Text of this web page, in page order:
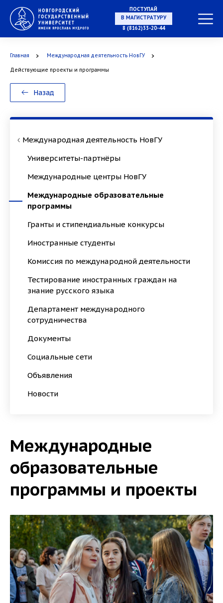
ПОСТУПАЙ
В МАГИСТРАТУРУ
8 (8162)33-20-44
Главная Международная деятельность НовГУ
Действующие проекты и программы
Назад
Международная деятельность НовГУ
Университеты-партнёры
Международные центры НовГУ
Международные образовательные
программы
Гранты и стипендиальные конкурсы
Иностранные студенты
Комиссия по международной деятельности
Тестирование иностранных граждан на
знание русского языка
Департамент международного
сотрудничества
Документы
Социальные сети
Объявления
Новости
Международные
образовательные
программы и проекты